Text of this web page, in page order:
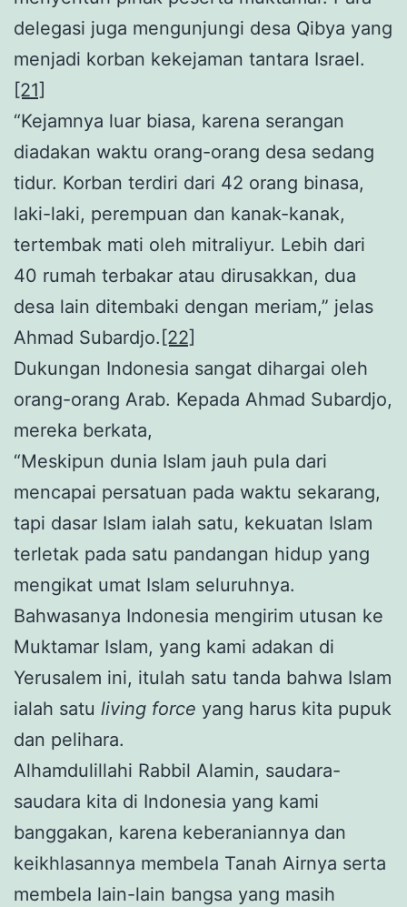
delegasi juga mengunjungi desa Qibya yang
menjadi korban kekejaman tantara Israel.
[21]
“Kejamnya luar biasa, karena serangan
diadakan waktu orang-orang desa sedang
tidur. Korban terdiri dari 42 orang binasa,
laki-laki, perempuan dan kanak-kanak,
tertembak mati oleh mitraliyur. Lebih dari
40 rumah terbakar atau dirusakkan, dua
desa lain ditembaki dengan meriam,” jelas
Ahmad Subardjo. [22]
Dukungan Indonesia sangat dihargai oleh
orang-orang Arab. Kepada Ahmad Subardjo,
mereka berkata,
“Meskipun dunia Islam jauh pula dari
mencapai persatuan pada waktu sekarang,
tapi dasar Islam ialah satu, kekuatan Islam
terletak pada satu pandangan hidup yang
mengikat umat Islam seluruhnya.
Bahwasanya Indonesia mengirim utusan ke
Muktamar Islam, yang kami adakan di
Yerusalem ini, itulah satu tanda bahwa Islam
ialah satu living force yang harus kita pupuk
dan pelihara.
Alhamdulillahi Rabbil Alamin, saudara-
saudara kita di Indonesia yang kami
banggakan, karena keberaniannya dan
keikhlasannya membela Tanah Airnya serta
membela lain-lain bangsa yang masih